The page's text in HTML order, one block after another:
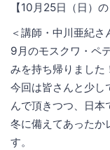
【10月25日（日）
＜講師・中川亜紀さ
9月のモスクワ・ペ
みを持ち帰りました
今回は皆さんと少し
んで頂きつつ、日本
冬に備えてあったか
す。